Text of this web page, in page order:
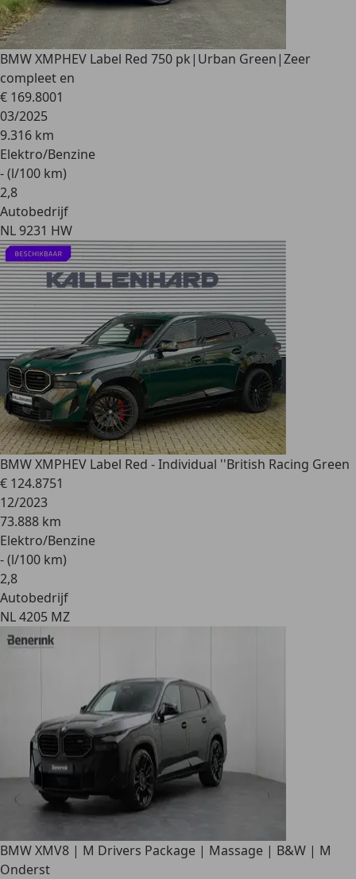
BMW XMPHEV Label Red 750 pk|Urban Green|Zeer
compleet en
€ 169.8001
03/2025
9.316 km
Elektro/Benzine
- (l/100 km)
2,8
Autobedrijf
NL 9231 HW
BMW XMPHEV Label Red - Individual ''British Racing Green
€ 124.8751
12/2023
73.888 km
Elektro/Benzine
- (l/100 km)
2,8
Autobedrijf
NL 4205 MZ
BMW XMV8 | M Drivers Package | Massage | B&W | M
Onderst